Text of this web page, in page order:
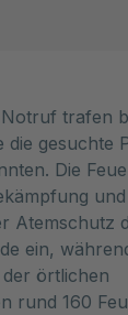
trafen
die gesuchte
Die
und
Atemschutz
ein,
örtlichen
rund 160